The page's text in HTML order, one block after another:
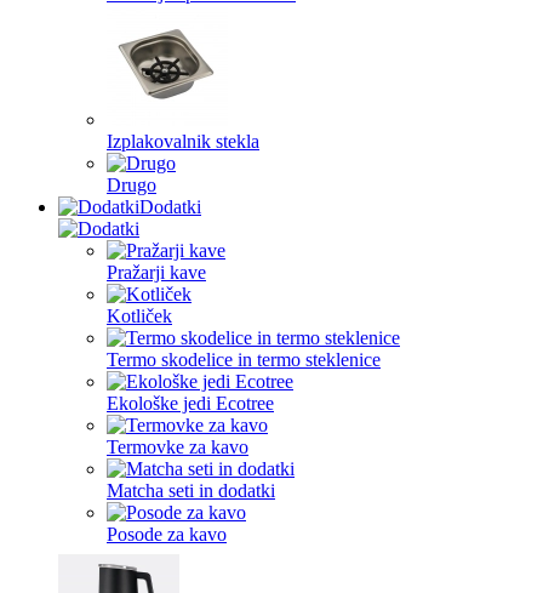
Izplakovalnik stekla
Drugo
Dodatki
Pražarji kave
Kotliček
Termo skodelice in termo steklenice
Ekološke jedi Ecotree
Termovke za kavo
Matcha seti in dodatki
Posode za kavo